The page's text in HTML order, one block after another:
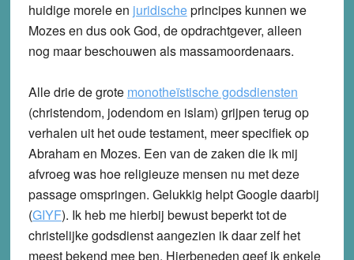
huidige morele en juridischeprincipes kunnen we
Mozes en dus ook God, de opdrachtgever, alleen
nog maar beschouwen als massamoordenaars.
Alle drie de grote monotheïstische godsdiensten
(christendom, jodendom en islam) grijpen terug op
verhalen uit het oude testament, meer specifiek op
Abraham en Mozes. Een van de zaken die ik mij
afvroeg was hoe religieuze mensen nu met deze
passage omspringen. Gelukkig helpt Google daarbij
(GIYF). Ik heb me hierbij bewust beperkt tot de
christelijke godsdienst aangezien ik daar zelf het
meest bekend mee ben. Hierbeneden geef ik enkele